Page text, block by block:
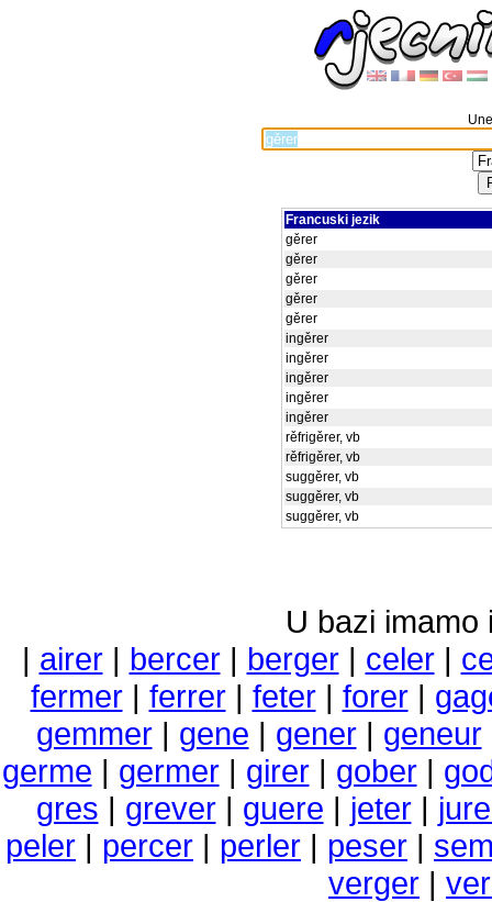
Francuski jezik
gěrer
gěrer
gěrer
gěrer
gěrer
ingěrer
ingěrer
ingěrer
ingěrer
ingěrer
rěfrigěrer, vb
rěfrigěrer, vb
suggěrer, vb
suggěrer, vb
suggěrer, vb
U bazi imamo
| airer| bercer| berger| celer|
fermer| ferrer| feter| forer|
gemmer| gene | gener| geneur
germe | germer| girer| gober|
gres | grever| guere | jeter|
peler | percer | perler | peser |
verger |